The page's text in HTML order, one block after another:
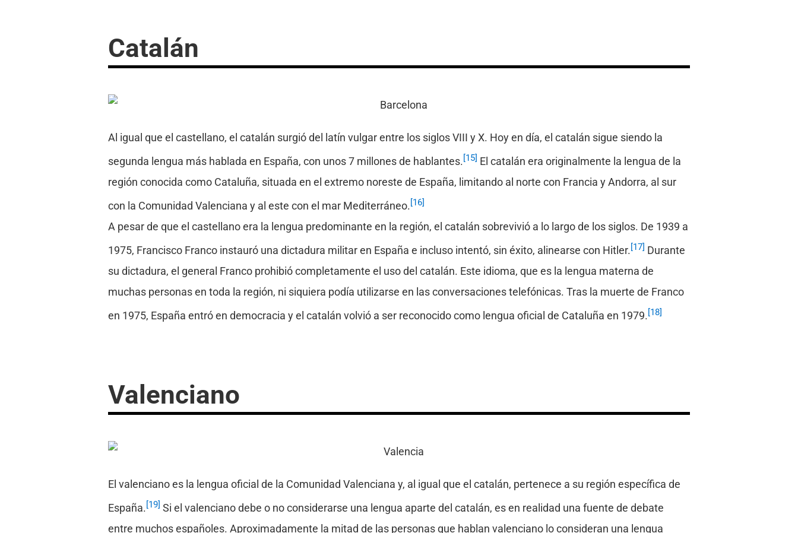
Catalán
Al igual que el castellano, el catalán surgió del latín vulgar entre los siglos VIII y X. Hoy en día, el catalán sigue siendo la
segunda lengua más hablada en España, con unos 7 millones de hablantes.[15] El catalán era originalmente la lengua de la
región conocida como Cataluña, situada en el extremo noreste de España, limitando al norte con Francia y Andorra, al sur
con la Comunidad Valenciana y al este con el mar Mediterráneo.[16]
A pesar de que el castellano era la lengua predominante en la región, el catalán sobrevivió a lo largo de los siglos. De 1939 a
1975, Francisco Franco instauró una dictadura militar en España e incluso intentó, sin éxito, alinearse con Hitler.[17] Durante
su dictadura, el general Franco prohibió completamente el uso del catalán. Este idioma, que es la lengua materna de
muchas personas en toda la región, ni siquiera podía utilizarse en las conversaciones telefónicas. Tras la muerte de Franco
en 1975, España entró en democracia y el catalán volvió a ser reconocido como lengua oficial de Cataluña en 1979.[18]
Valenciano
El valenciano es la lengua oficial de la Comunidad Valenciana y, al igual que el catalán, pertenece a su región específica de
España.[19] Si el valenciano debe o no considerarse una lengua aparte del catalán, es en realidad una fuente de debate
entre muchos españoles. Aproximadamente la mitad de las personas que hablan valenciano lo consideran una lengua